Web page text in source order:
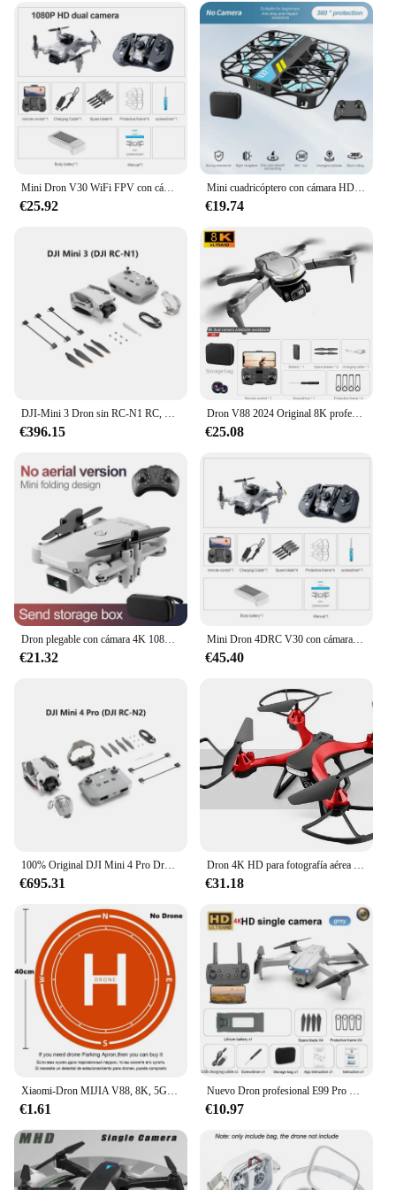
Mini Dron V30 WiFi FPV con cámara Dual 4K HD, Drones para evitar obstáculos, cuadricóptero RC plegable, regalo para adultos y niños, negro y gris
€25.92
Mini cuadricóptero con cámara HD 6K para niños, cuadricóptero con Control remoto de bolsillo, WIFI, 8K, V37
€19.74
DJI-Mini 3 Dron sin RC-N1 RC, Combo Plus profesional 4K HDR, vídeo, transmisión de 10km
€396.15
Dron V88 2024 Original 8K profesional HD aéreo de doble cámara omnidireccional para evitar obstáculos Drone WIFI Quadcopter 10000M
€25.08
Dron plegable con cámara 4K 1080P HD, cuadricóptero con Gps, WiFi, Fpv, presión de aire, mantenimiento de altitud, color negro y gris, juguete para bebés
€21.32
Mini Dron 4DRC V30 con cámara HD 4K 1080P FPV RC, helicóptero Profesional de cinco caras para evitar obstáculos, juguete
€45.40
100% Original DJI Mini 4 Pro Drone Fly More Combo menos de 249g 4K/60fps HDR disparo Vertical verdadero ActiveTrack 360 °
€695.31
Dron 4K HD para fotografía aérea Nova, Wifi, plegable, altitud 4K, cámara fija, GPS, Quadcopter
€31.18
Xiaomi-Dron MIJIA V88, 8K, 5G, GPS, fotografía aérea profesional, Control remoto, avión, cámara Dual HD, Quadcopter, juguete UAV
€1.61
Nuevo Dron profesional E99 Pro RC 8K con cámara Dual HD gran angular 8K 5G helicóptero RC plegable WIFI FPV Dron para evitar la altura
€10.97